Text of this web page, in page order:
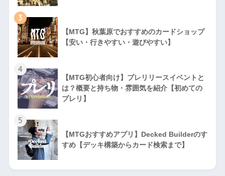
3
【MTG】秋葉原でおすすめのカードショップ
【安い・行きやすい・遊びやすい】
4
【MTG初心者向け】プレリリースイベントと
は？概要と持ち物・雰囲気を紹介【初めての
プレリ】
5
【MTGおすすめアプリ】Decked Builderのす
すめ【デッキ構築からカード検索まで】